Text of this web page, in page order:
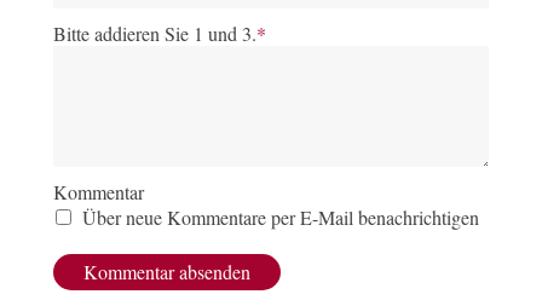
Bitte addieren Sie 1 und 3.*
Kommentar
Über neue Kommentare per E-Mail benachrichtigen